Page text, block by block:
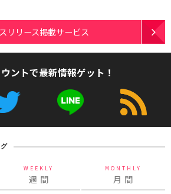
リリース掲載サービス
ントで最新情報ゲット！
WEEKLY
週 間
MONTHLY
月 間